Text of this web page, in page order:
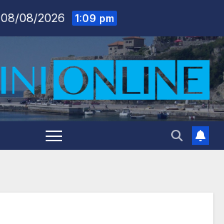
08/08/2026 1:09 pm